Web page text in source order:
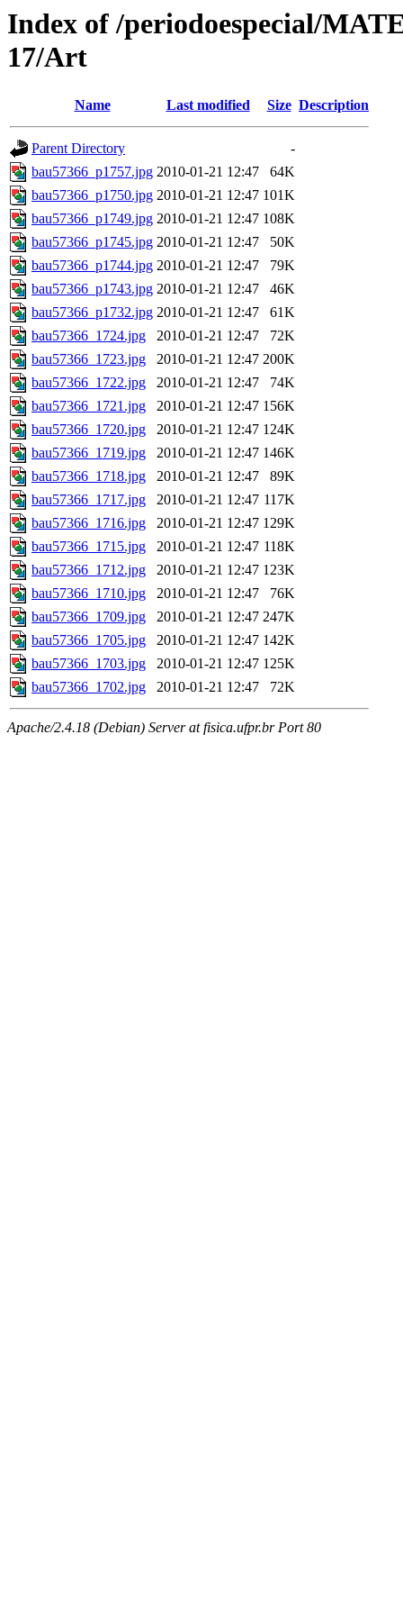
Index of /periodoespecial/
17/Art
Name Last modified Size Description
Parent Directory
-
bau57366_p1757.jpg 2010-01-21 12:47
64K
bau57366_p1750.jpg 2010-01-21 12:47 101K
bau57366_p1749.jpg 2010-01-21 12:47 108K
bau57366_p1745.jpg 2010-01-21 12:47
50K
bau57366_p1744.jpg 2010-01-21 12:47
79K
bau57366_p1743.jpg 2010-01-21 12:47
46K
bau57366_p1732.jpg 2010-01-21 12:47
61K
bau57366_1724.jpg
2010-01-21 12:47
72K
bau57366_1723.jpg
2010-01-21 12:47 200K
bau57366_1722.jpg
2010-01-21 12:47
74K
bau57366_1721.jpg
2010-01-21 12:47 156K
bau57366_1720.jpg
2010-01-21 12:47 124K
bau57366_1719.jpg
2010-01-21 12:47 146K
bau57366_1718.jpg
2010-01-21 12:47
89K
bau57366_1717.jpg
2010-01-21 12:47 117K
bau57366_1716.jpg
2010-01-21 12:47 129K
bau57366_1715.jpg
2010-01-21 12:47 118K
bau57366_1712.jpg
2010-01-21 12:47 123K
bau57366_1710.jpg
2010-01-21 12:47
76K
bau57366_1709.jpg
2010-01-21 12:47 247K
bau57366_1705.jpg
2010-01-21 12:47 142K
bau57366_1703.jpg
2010-01-21 12:47 125K
bau57366_1702.jpg
2010-01-21 12:47 72K
Apache/2.4.18 (Debian) Server at fisica.ufpr.br Port 80